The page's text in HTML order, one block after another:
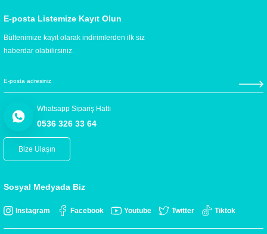
E-posta Listemize Kayıt Olun
Bültenimize kayıt olarak indirimlerden ilk siz
haberdar olabilirsiniz.
Whatsapp Sipariş Hattı
0536 326 33 64
Bize Ulaşın
Sosyal Medyada Biz
Instagram Facebook Youtube Twitter Tiktok